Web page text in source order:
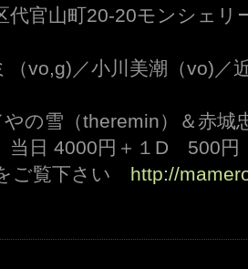
代官山町20-20モンシェ
（vo,g)／小川美潮（vo)／
の雪（theremin）＆赤城
当日 4000円＋１D 500円
ご覧下さい http://